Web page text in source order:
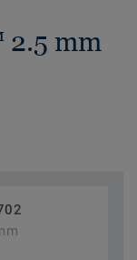
2.5 mm